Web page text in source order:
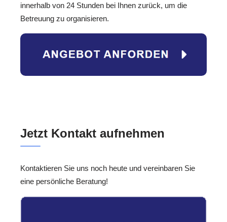
innerhalb von 24 Stunden bei Ihnen zurück, um die
Betreuung zu organisieren.
Jetzt Kontakt aufnehmen
Kontaktieren Sie uns noch heute und vereinbaren Sie
eine persönliche Beratung!